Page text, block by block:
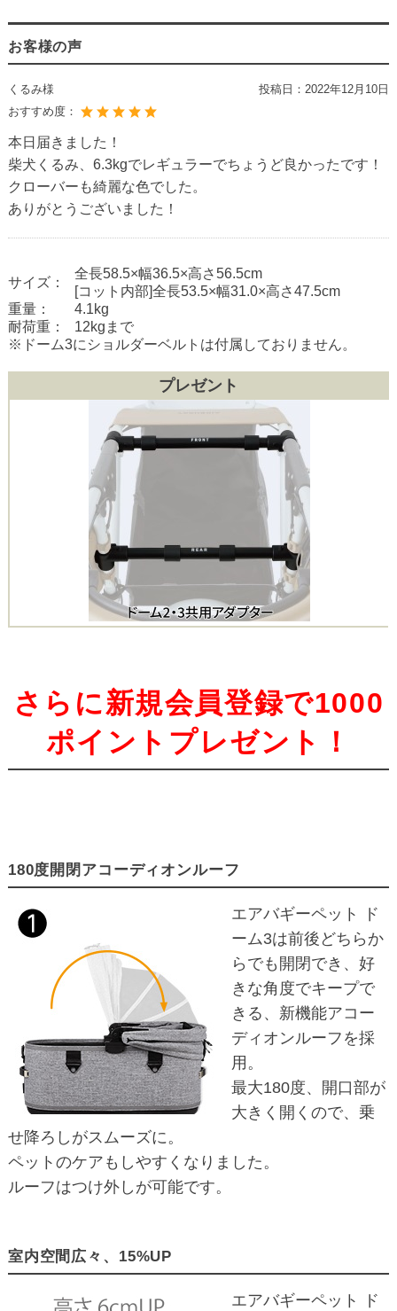
お客様の声
くるみ様 投稿日： 2022年12月10日
おすすめ度：
本日届きました！
柴犬くるみ、6.3kgでレギュラーでちょうど良かったです！
クローバーも綺麗な色でした。
ありがとうございました！
サイズ：
全長58.5×幅36.5×高さ56.5cm
[コット内部]全長53.5×幅31.0×高さ47.5cm
重量：
4.1kg
耐荷重：
12kgまで
※ドーム3にショルダーベルトは付属しておりません。
プレゼント
さらに新規会員登録で1000
ポイントプレゼント！
180度開閉アコーディオンルーフ
エアバギーペット ド
ーム3は前後どちらか
らでも開閉でき、好
きな角度でキープで
きる、新機能アコー
ディオンルーフを採
用。
最大180度、開口部が
大きく開くので、乗
せ降ろしがスムーズに。
ペットのケアもしやすくなりました。
ルーフはつけ外しが可能です。
室内空間広々、15%UP
エアバギーペット ド